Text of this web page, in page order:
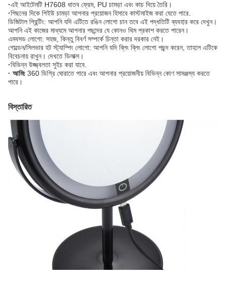
·এই আইটেমটি H7608 ধাতব ফ্রেম, PU চামড়া এবং কাচ দিয়ে তৈরি।
·পিছনের দিকে পিইউ চামড়া আপনার প্রয়োজন হিসাবে কাস্টমাইজ করা যেতে পারে.
ডিজিটাল প্রিন্টিং: আপনি যদি এটিতে রঙিন লোগো চান তবে এই পদ্ধতিটি ব্যবহার করে দেখুন।
আপনি এই কাজের মাধ্যমে আপনার পছন্দের যে কোনও থিম প্রকাশ করতে পারেন।
এমবসড লোগো: সহজ, কিন্তু বিবর্ণ সম্পর্কে চিন্তা করার দরকার নেই।
গোল্ডেন/সিলভার হট স্ট্যাম্পিং লোগো: আপনি যদি ব্লিং ব্লিং লোগো পছন্দ করেন, তাহলে এটিকে
বিবেচনায় রাখুন। দেখতে ডিলাক্স।
·বিভিন্ন উজ্জ্বলতা সুইচ করা যাবে.
· আমিt 360 ডিগ্রি ঘোরাতে পারে এবং আপনার প্রয়োজনীয় বিভিন্ন কোণ সামঞ্জস্য করতে
পারে।
বিস্তারিত